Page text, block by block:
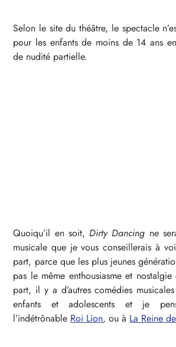
Selon le site du théâtre, le spectacle
pour les enfants de moins de 14 ans
de nudité partielle.
Quoiqu’il en soit, Dirty Dancing ne
musicale que je vous conseillerais à
part, parce que les plus jeunes
pas le même enthousiasme et
part, il y a d’autres comédies
enfants et adolescents et je
l’indétrônable Roi Lion, ou à La Reine